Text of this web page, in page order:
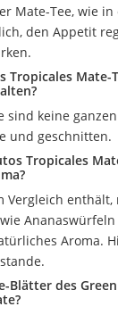
Mate-Tee, wie in
den Appetit
Tropicales Mate-
sind keine
und geschnitten.
Tropicales
Vergleich enthält,
Aroma.
Blätter des